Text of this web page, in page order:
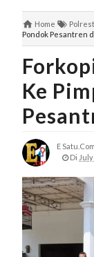
Home
Pondok Pesantren
Ke
E Satu.com
Di